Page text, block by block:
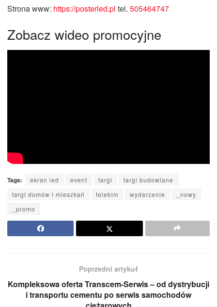
Strona www: https://posterled.pl tel. 505464747
Zobacz wideo promocyjne
Tags: ekran led event targi
targi budowlane
targi domów i mieszkań
telebim wydarzenie
_nowy
_promo
Poprzedni artykuł
Kompleksowa oferta Transcem-Serwis – od dystrybucji
i transportu cementu po serwis samochodów